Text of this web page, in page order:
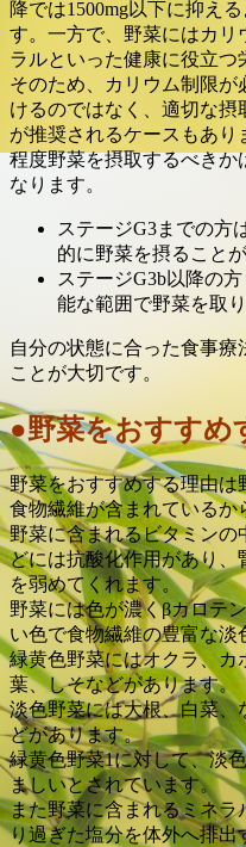
降では1500mg以下に抑え
す。一方で、野菜にはカリ
ラルといった健康に役立つ
そのため、カリウム制限
けるのではなく、適切な摂
が推奨されるケースもあ
程度野菜を摂取するべき
なります。
ステージG3までの方
的に野菜を摂ること
ステージG3b以降の
能な範囲で野菜を取
自分の状態に合った食事
ことが大切です。
●野菜をおすすめ
野菜をおすすめする理由は
食物繊維が含まれているか
野菜に含まれるビタミンの
どには抗酸化作用があり
を弱めてくれます。
野菜には色が濃くβカロテ
い色で食物繊維の豊富な淡
緑黄色野菜にはオクラ、
葉、しそなどがあります。
淡色野菜には大根、白菜、
どがあります。
緑黄色野菜1に対して、淡
ましいとされています。
また野菜に含まれるミネラ
り過ぎた塩分を体外へ排出